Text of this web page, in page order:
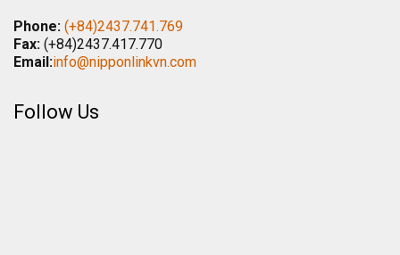
Phone: (+84)2437.741.769
Fax: (+84)2437.417.770
Email:info@nipponlinkvn.com
Follow Us